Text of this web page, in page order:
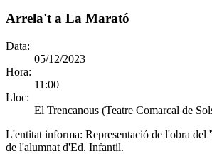
Arrela't a La Marató
Data:
05/12/2023
Hora:
11:00
Lloc:
El Trencanous (Teatre Comarcal de
L'entitat informa: Representació de l'obra del
de l'alumnat d'Ed. Infantil.